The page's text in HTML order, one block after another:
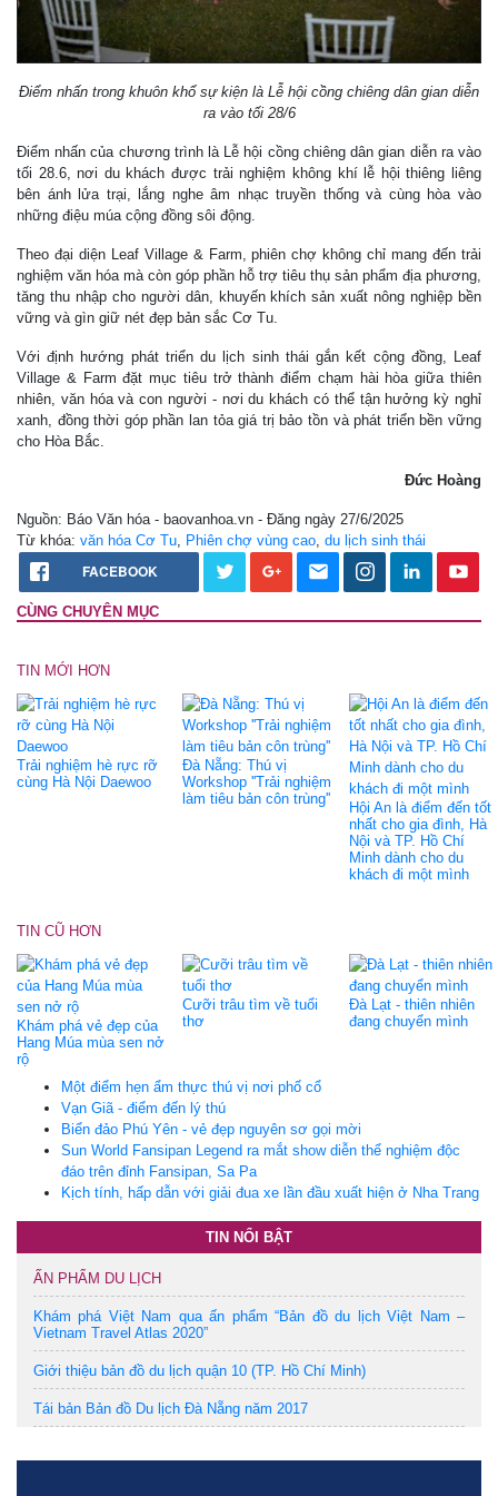
Điểm nhấn trong khuôn khổ sự kiện là Lễ hội cồng chiêng dân gian diễn
ra vào tối 28/6
Điểm nhấn của chương trình là Lễ hội cồng chiêng dân gian diễn ra vào
tối 28.6, nơi du khách được trải nghiệm không khí lễ hội thiêng liêng
bên ánh lửa trại, lắng nghe âm nhạc truyền thống và cùng hòa vào
những điệu múa cộng đồng sôi động.
Theo đại diện Leaf Village & Farm, phiên chợ không chỉ mang đến trải
nghiệm văn hóa mà còn góp phần hỗ trợ tiêu thụ sản phẩm địa phương,
tăng thu nhập cho người dân, khuyến khích sản xuất nông nghiệp bền
vững và gìn giữ nét đẹp bản sắc Cơ Tu.
Với định hướng phát triển du lịch sinh thái gắn kết cộng đồng, Leaf
Village & Farm đặt mục tiêu trở thành điểm chạm hài hòa giữa thiên
nhiên, văn hóa và con người - nơi du khách có thể tận hưởng kỳ nghỉ
xanh, đồng thời góp phần lan tỏa giá trị bảo tồn và phát triển bền vững
cho Hòa Bắc.
Đức Hoàng
Nguồn: Báo Văn hóa - baovanhoa.vn - Đăng ngày 27/6/2025
Từ khóa: văn hóa Cơ Tu, Phiên chợ vùng cao, du lịch sinh thái
FACEBOOK
CÙNG CHUYÊN MỤC
TIN MỚI HƠN
Trải nghiệm hè rực rỡ
cùng Hà Nội Daewoo
Đà Nẵng: Thú vị
Workshop ''Trải nghiệm
làm tiêu bản côn trùng''
Hội An là điểm đến tốt
nhất cho gia đình, Hà
Nội và TP. Hồ Chí
Minh dành cho du
khách đi một mình
TIN CŨ HƠN
Khám phá vẻ đẹp của
Hang Múa mùa sen nở
rộ
Cưỡi trâu tìm về tuổi
thơ
Đà Lạt - thiên nhiên
đang chuyển mình
Một điểm hẹn ẩm thực thú vị nơi phố cổ
Vạn Giã - điểm đến lý thú
Biển đảo Phú Yên - vẻ đẹp nguyên sơ gọi mời
Sun World Fansipan Legend ra mắt show diễn thể nghiệm độc
đáo trên đỉnh Fansipan, Sa Pa
Kịch tính, hấp dẫn với giải đua xe lần đầu xuất hiện ở Nha Trang
TIN NỔI BẬT
ẤN PHẨM DU LỊCH
Khám phá Việt Nam qua ấn phẩm “Bản đồ du lịch Việt Nam –
Vietnam Travel Atlas 2020”
Giới thiệu bản đồ du lịch quận 10 (TP. Hồ Chí Minh)
Tái bản Bản đồ Du lịch Đà Nẵng năm 2017